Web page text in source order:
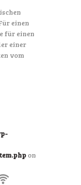
einen
für einen
einer
vom
on